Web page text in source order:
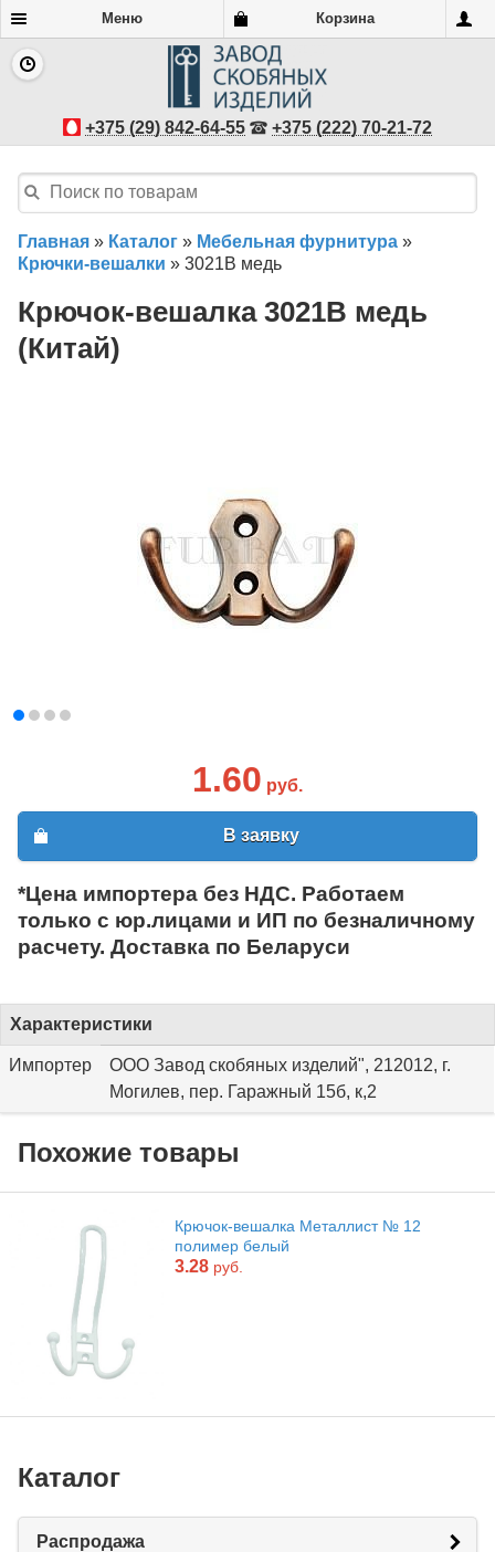
Меню Корзина
+375 (29) 842-64-55 +375 (222) 70-21-72
Главная » Каталог » Мебельная фурнитура »
Крючки-вешалки » 3021B медь
Крючок-вешалка 3021B медь
(Китай)
1.60 руб.
В заявку
*Цена импортера без НДС. Работаем
только с юр.лицами и ИП по безналичному
расчету. Доставка по Беларуси
Характеристики
Импортер
ООО Завод скобяных изделий", 212012, г.
Могилев, пер. Гаражный 15б, к,2
Похожие товары
Крючок-вешалка Металлист № 12
полимер белый
3.28 руб.
Каталог
Распродажа